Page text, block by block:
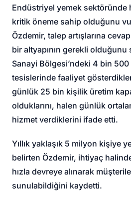
Endüstriyel yemek sektöründe
kritik öneme sahip olduğunu
Özdemir, talep artışlarına
bir altyapının gerekli olduğunu
Sanayi Bölgesi’ndeki 4 bin
tesislerinde faaliyet
günlük 25 bin kişilik üretim
olduklarını, halen günlük
hizmet verdiklerini ifade etti.
Yıllık yaklaşık 5 milyon kişiye
belirten Özdemir, ihtiyaç
hızla devreye alınarak
sunulabildiğini kaydetti.